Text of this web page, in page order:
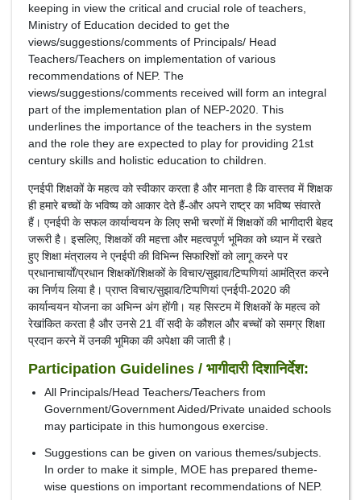
keeping in view the critical and crucial role of teachers,
Ministry of Education decided to get the
views/suggestions/comments of Principals/ Head
Teachers/Teachers on implementation of various
recommendations of NEP. The
views/suggestions/comments received will form an integral
part of the implementation plan of NEP-2020. This
underlines the importance of the teachers in the system
and the role they are expected to play for providing 21st
century skills and holistic education to children.
एनईपी शिक्षकों के महत्व को स्वीकार करता है और मानता है कि वास्तव में शिक्षक
ही हमारे बच्चों के भविष्य को आकार देते हैं-और अपने राष्ट्र का भविष्य संवारते
हैं। एनईपी के सफल कार्यान्वयन के लिए सभी चरणों में शिक्षकों की भागीदारी बेहद
जरूरी है। इसलिए, शिक्षकों की महत्ता और महत्वपूर्ण भूमिका को ध्यान में रखते
हुए शिक्षा मंत्रालय ने एनईपी की विभिन्न सिफारिशों को लागू करने पर
प्रधानाचार्यों/प्रधान शिक्षकों/शिक्षकों के विचार/सुझाव/टिप्पणियां आमंत्रित करने
का निर्णय लिया है। प्राप्त विचार/सुझाव/टिप्पणियां एनईपी-2020 की
कार्यान्वयन योजना का अभिन्न अंग होंगी। यह सिस्टम में शिक्षकों के महत्व को
रेखांकित करता है और उनसे 21 वीं सदी के कौशल और बच्चों को समग्र शिक्षा
प्रदान करने में उनकी भूमिका की अपेक्षा की जाती है।
Participation Guidelines / भागीदारी दिशानिर्देश:
All Principals/Head Teachers/Teachers from
Government/Government Aided/Private unaided schools
may participate in this humongous exercise.
Suggestions can be given on various themes/subjects.
In order to make it simple, MOE has prepared theme-
wise questions on important recommendations of NEP.